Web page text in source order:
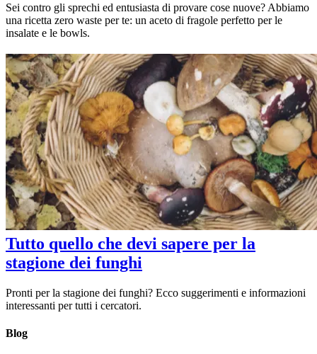
Sei contro gli sprechi ed entusiasta di provare cose nuove? Abbiamo
una ricetta zero waste per te: un aceto di fragole perfetto per le
insalate e le bowls.
Tutto quello che devi sapere per la
stagione dei funghi
Pronti per la stagione dei funghi? Ecco suggerimenti e informazioni
interessanti per tutti i cercatori.
Blog